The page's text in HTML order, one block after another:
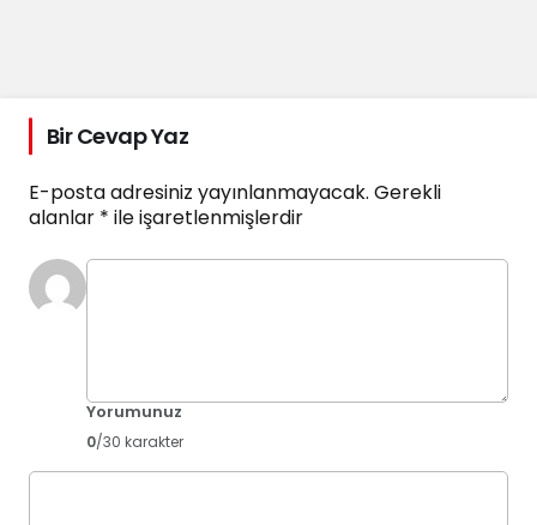
Bir Cevap Yaz
E-posta adresiniz yayınlanmayacak. Gerekli
alanlar * ile işaretlenmişlerdir
Yorumunuz
0/30 karakter